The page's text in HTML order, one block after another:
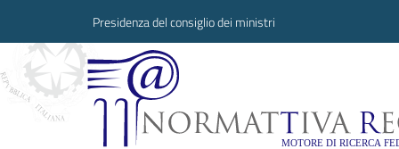
Presidenza del consiglio dei ministri